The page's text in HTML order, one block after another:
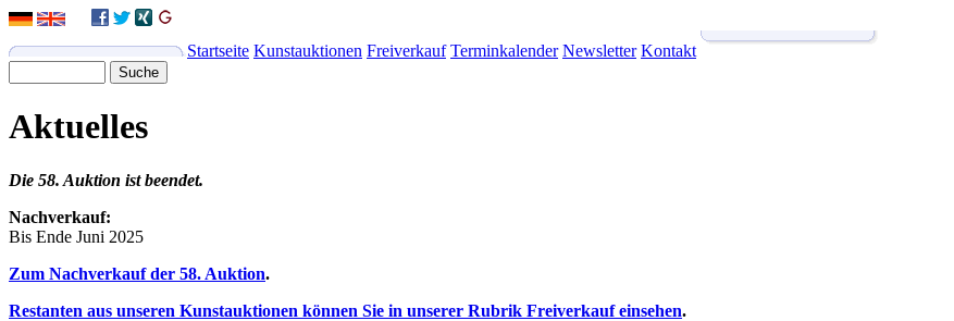
Startseite Kunstauktionen Freiverkauf Terminkalender Newsletter Kontakt
Aktuelles
Die 58. Auktion ist beendet.
Nachverkauf:
Bis Ende Juni 2025
Zum Nachverkauf der 58. Auktion.
Restanten aus unseren Kunstauktionen können Sie in unserer Rubrik Freiverkauf einsehen.